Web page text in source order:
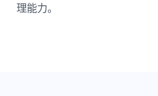
理能力。